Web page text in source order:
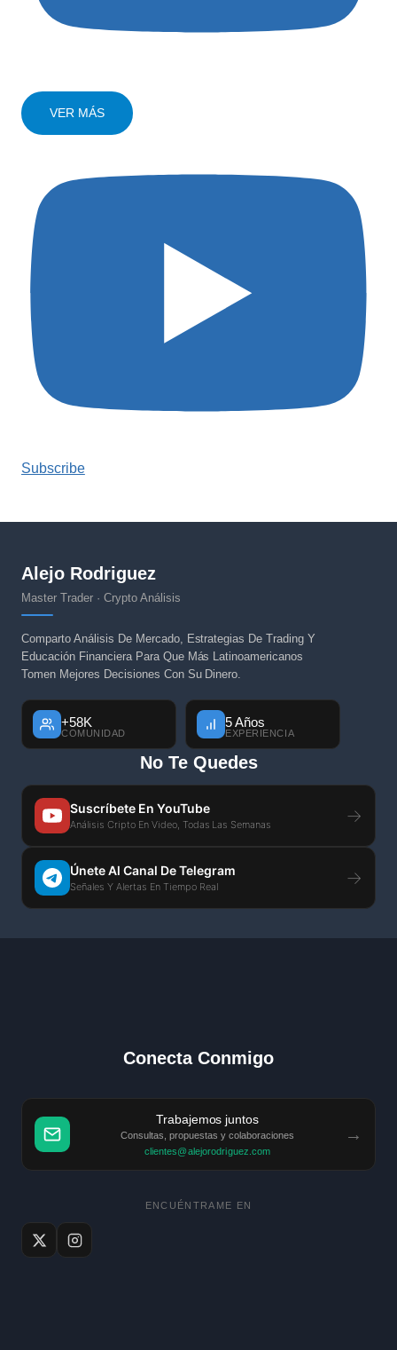
VER MÁS
Subscribe
Alejo Rodriguez
Master Trader · Crypto Análisis
Comparto Análisis De Mercado, Estrategias De Trading Y
Educación Financiera Para Que Más Latinoamericanos
Tomen Mejores Decisiones Con Su Dinero.
+58K
COMUNIDAD
5 Años
EXPERIENCIA
No Te Quedes
Suscríbete En YouTube
Análisis Cripto En Video, Todas Las Semanas →
Únete Al Canal De Telegram
Señales Y Alertas En Tiempo Real →
Conecta Conmigo
Trabajemos juntos
Consultas, propuestas y colaboraciones
clientes@alejorodriguez.com
→
ENCUÉNTRAME EN